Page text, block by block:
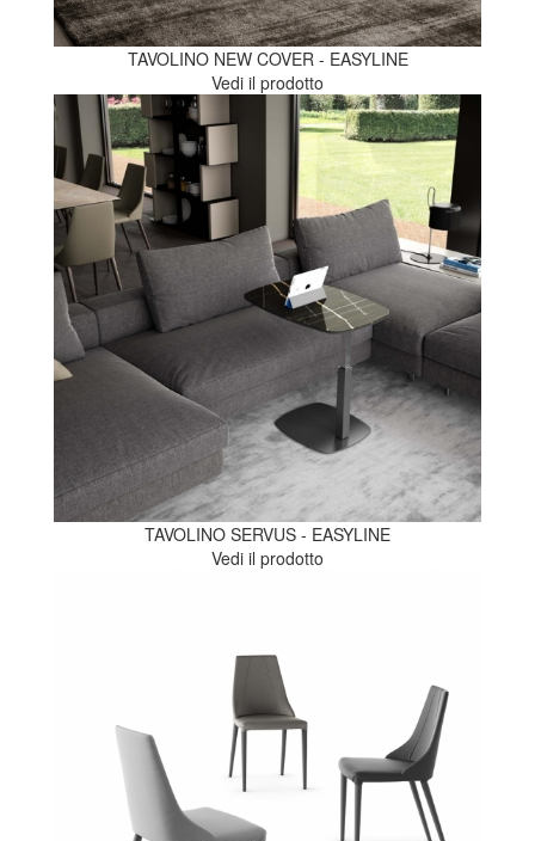
TAVOLINO NEW COVER - EASYLINE
Vedi il prodotto
TAVOLINO SERVUS - EASYLINE
Vedi il prodotto